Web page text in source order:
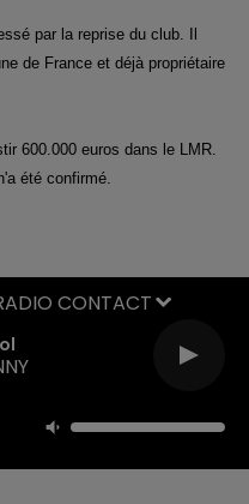
par la reprise du club. Il
de France et déjà propriétaire
600.000 euros dans le LMR.
été confirmé.
CONTACT